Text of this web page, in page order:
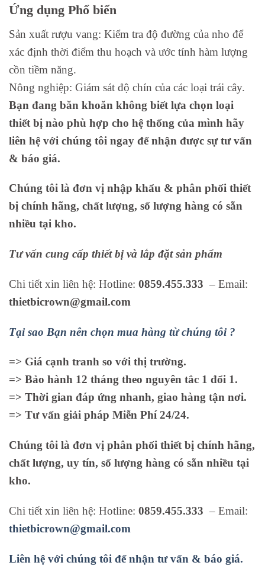
Ứng dụng Phổ biến
Sản xuất rượu vang: Kiểm tra độ đường của nho để
xác định thời điểm thu hoạch và ước tính hàm lượng
cồn tiềm năng.
Nông nghiệp: Giám sát độ chín của các loại trái cây.
Bạn đang băn khoăn không biết lựa chọn loại
thiết bị nào phù hợp cho hệ thống của mình hãy
liên hệ với chúng tôi ngay để nhận được sự tư vấn
& báo giá.
Chúng tôi là đơn vị nhập khẩu & phân phối thiết
bị chính hãng, chất lượng, số lượng hàng có sẵn
nhiều tại kho.
Tư vấn cung cấp thiết bị và lắp đặt sản phẩm
Chi tiết xin liên hệ: Hotline: 0859.455.333 – Email:
thietbicrown@gmail.com
Tại sao Bạn nên chọn mua hàng từ chúng tôi ?
=> Giá cạnh tranh so với thị trường.
=> Bảo hành 12 tháng theo nguyên tắc 1 đổi 1.
=> Thời gian đáp ứng nhanh, giao hàng tận nơi.
=> Tư vấn giải pháp Miễn Phí 24/24.
Chúng tôi là đơn vị phân phối thiết bị chính hãng,
chất lượng, uy tín, số lượng hàng có sẵn nhiều tại
kho.
Chi tiết xin liên hệ: Hotline: 0859.455.333 – Email:
thietbicrown@gmail.com
Liên hệ với chúng tôi để nhận tư vấn & báo giá.